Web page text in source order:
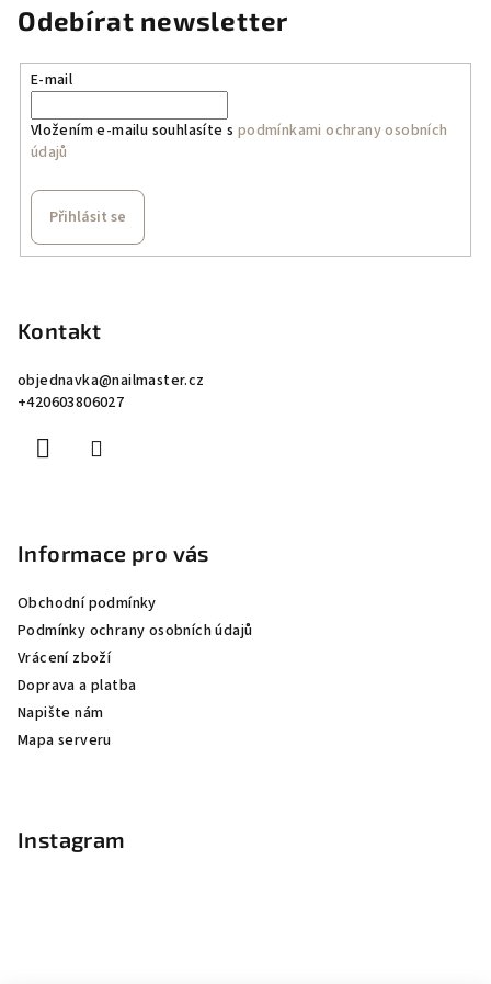
Odebírat newsletter
E-mail
Vložením e-mailu souhlasíte s podmínkami ochrany osobních
údajů
Přihlásit se
Kontakt
objednavka@nailmaster.cz
+420603806027
Informace pro vás
Obchodní podmínky
Podmínky ochrany osobních údajů
Vrácení zboží
Doprava a platba
Napište nám
Mapa serveru
Instagram